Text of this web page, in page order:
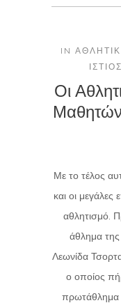
IN
Οι
Με το τέλος
και οι
αθλητισμό.
άθλημα της
Λεωνίδα
ο οποίος
πρωτάθλημα